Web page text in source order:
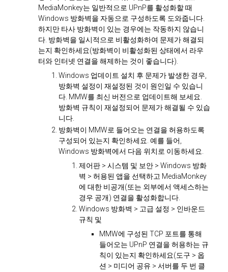
MediaMonkey는 일반적으로 UPnP를 활성화할 때
Windows 방화벽을 자동으로 구성하도록 도와줍니다.
하지만 타사 방화벽이 있는 경우에는 작동하지 않습니
다. 방화벽을 일시적으로 비활성화하여 문제가 해결되
는지 확인하세요(방화벽이 비활성화된 상태에서 라우
터와 인터넷 연결을 해제하는 것이 좋습니다).
Windows 업데이트 설치 후 문제가 발생한 경우,
방화벽 설정이 재설정된 것이 원인일 수 있습니
다. MMW를 최신 버전으로 업데이트해 보세요.
방화벽 규칙이 재설정되어 문제가 해결될 수 있습
니다.
방화벽이 MMW로 들어오는 연결을 허용하도록
구성되어 있는지 확인하세요. 예를 들어,
Windows 방화벽에서 다음 위치로 이동하세요.
제어판 > 시스템 및 보안 > Windows 방화
벽 > 허용된 앱을 선택하고 MediaMonkey
에 대한 비공개(또는 외부에서 액세스하는
경우 공개) 연결을 활성화합니다.
Windows 방화벽 > 고급 설정 > 인바운드
규칙 및
MMW에 구성된 TCP 포트를 통해
들어오는 UPnP 연결을 허용하는 규
칙이 있는지 확인하세요(도구 > 옵
션 > 미디어 공유 > 서버를 두 번 클